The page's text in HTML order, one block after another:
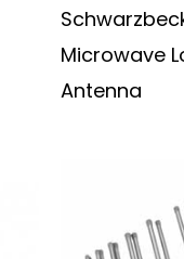
Microwave
Antenna